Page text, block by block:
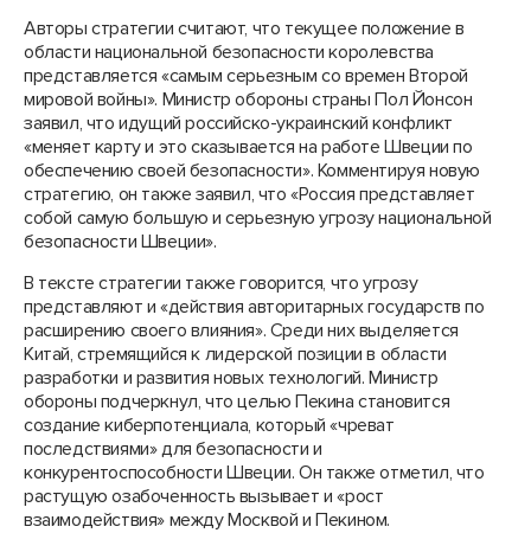
Авторы стратегии считают, что текущее положение в
области национальной безопасности королевства
представляется «самым серьезным со времен Второй
мировой войны». Министр обороны страны Пол Йонсон
заявил, что идущий российско-украинский конфликт
«меняет карту и это сказывается на работе Швеции по
обеспечению своей безопасности». Комментируя новую
стратегию, он также заявил, что «Россия представляет
собой самую большую и серьезную угрозу национальной
безопасности Швеции».
В тексте стратегии также говорится, что угрозу
представляют и «действия авторитарных государств по
расширению своего влияния». Среди них выделяется
Китай, стремящийся к лидерской позиции в области
разработки и развития новых технологий. Министр
обороны подчеркнул, что целью Пекина становится
создание киберпотенциала, который «чреват
последствиями» для безопасности и
конкурентоспособности Швеции. Он также отметил, что
растущую озабоченность вызывает и «рост
взаимодействия» между Москвой и Пекином.